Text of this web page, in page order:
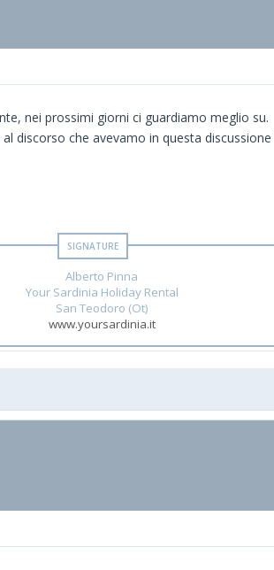
nei prossimi giorni ci guardiamo meglio su.
discorso che avevamo in questa discussione
Alberto Pinna
Your Sardinia Holiday Rental
San Teodoro (Ot)
www.yoursardinia.it